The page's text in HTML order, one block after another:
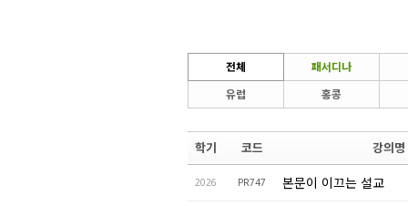
전체
패서디나
유럽
홍콩
학기 코드 강의명
2026 PR747 본문이 이끄는 설교